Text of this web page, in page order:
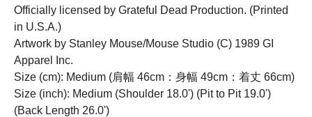
Officially licensed by Grateful Dead Production. (Printed
in U.S.A.)
Artwork by Stanley Mouse/Mouse Studio (C) 1989 GI
Apparel Inc.
Size (cm): Medium (肩幅 46cm：身幅 49cm：着丈 66cm)
Size (inch): Medium (Shoulder 18.0') (Pit to Pit 19.0')
(Back Length 26.0')